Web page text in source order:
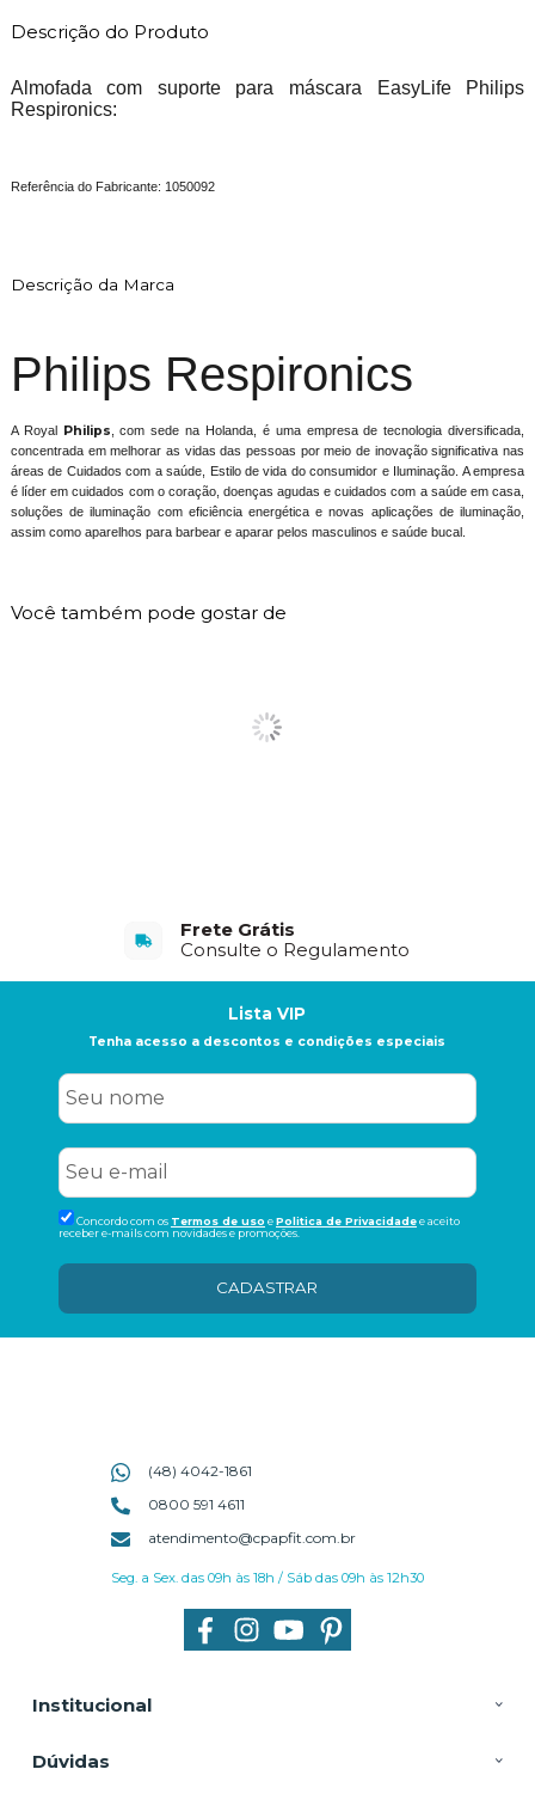
Descrição do Produto
Almofada com suporte para máscara EasyLife Philips
Respironics:
Referência do Fabricante: 1050092
Descrição da Marca
Philips Respironics
A Royal Philips , com sede na Holanda, é uma empresa de tecnologia diversificada,
concentrada em melhorar as vidas das pessoas por meio de inovação significativa nas
áreas de Cuidados com a saúde, Estilo de vida do consumidor e Iluminação. A empresa
é líder em cuidados com o coração, doenças agudas e cuidados com a saúde em casa,
soluções de iluminação com eficiência energética e novas aplicações de iluminação,
assim como aparelhos para barbear e aparar pelos masculinos e saúde bucal.
Você também pode gostar de
Frete Grátis
Consulte o Regulamento
Lista VIP
Tenha acesso a descontos e condições especiais
Concordo com os Termos de uso ePolitica de Privacidadee aceito
receber e-mails com novidades e promoções.
CADASTRAR
Institucional
Dúvidas
(48) 4042-1861
0800 591 4611
atendimento@cpapfit.com.br
Seg. a Sex. das 09h às 18h / Sáb das 09h às 12h30